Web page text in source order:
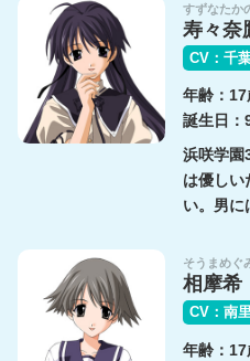
すずなたか
寿々奈
CV：千
年齢：17
誕生日：
浜咲学園
は優しい
い。男に
そうまめぐ
相摩希
CV：南
年齢：17